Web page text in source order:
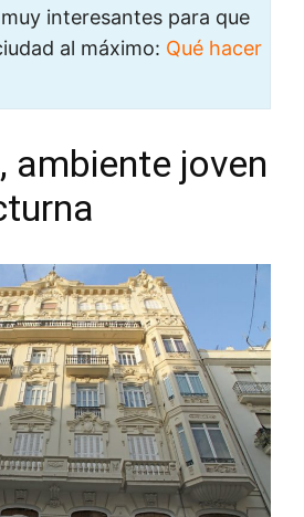
interesantes para que
al máximo: Qué hacer
ambiente joven